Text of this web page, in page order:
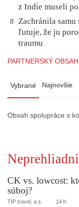
z Indie museli
8
Zachránila
ľutuje, že ju
traumu
PARTNERSKÝ OBSAH
Vybrané Najnovšie
Obsah spolupráce s
CK vs. lowcost:
súboj?
TIP travel, a.s. 14 h